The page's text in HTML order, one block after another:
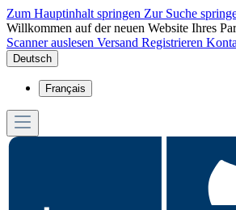
Zum Hauptinhalt springen Zur Suche
Willkommen auf der neuen Website Ihres
Scanner auslesen Versand Registrieren
Deutsch
Français